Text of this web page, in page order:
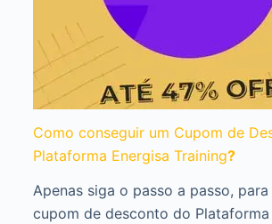
Como conseguir um Cupom de
Plataforma Energisa Training?
Apenas siga o passo a passo,
cupom de desconto do Plataforma